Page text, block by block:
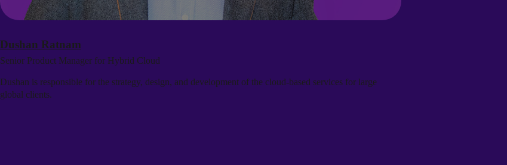
Dushan Ratnam
Senior Product Manager for Hybrid Cloud
Dushan is responsible for the strategy, design, and development of the cloud-based services for large
global clients.